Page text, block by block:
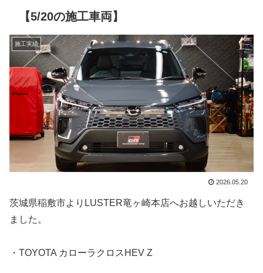
【5/20の施工車両】
施工実績
2026.05.20
茨城県稲敷市よりLUSTER竜ヶ崎本店へお越しいただき
ました。
・TOYOTA カローラクロスHEV Z